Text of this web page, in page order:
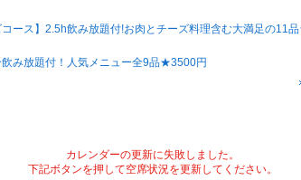
ース】2.5h飲み放題付!お肉とチーズ料理含む大満足の11
飲み放題付！人気メニュー全9品★3500円
カレンダーの更新に失敗しました。
下記ボタンを押して空席状況を更新してください。